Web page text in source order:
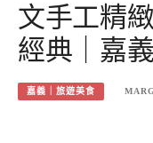
文手工精
經典｜嘉
嘉義｜旅遊美食